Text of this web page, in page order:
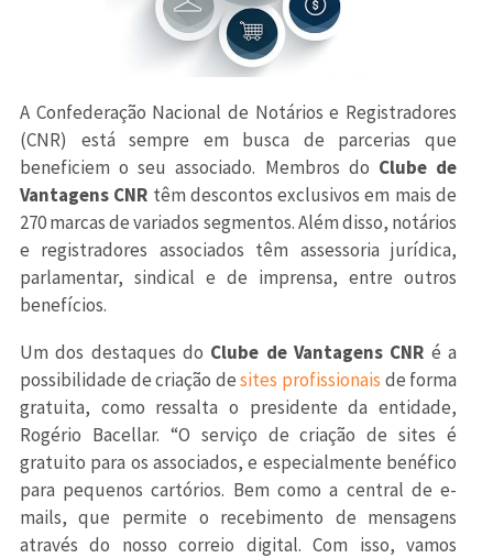
A Confederação Nacional de Notários e Registradores
(CNR) está sempre em busca de parcerias que
beneficiem o seu associado. Membros do Clube de
Vantagens CNR têm descontos exclusivos em mais de
270 marcas de variados segmentos. Além disso, notários
e registradores associados têm assessoria jurídica,
parlamentar, sindical e de imprensa, entre outros
benefícios.
Um dos destaques do Clube de Vantagens CNR é a
possibilidade de criação desites profissionais de forma
gratuita, como ressalta o presidente da entidade,
Rogério Bacellar. “O serviço de criação de sites é
gratuito para os associados, e especialmente benéfico
para pequenos cartórios. Bem como a central de e-
mails, que permite o recebimento de mensagens
através do nosso correio digital. Com isso, vamos